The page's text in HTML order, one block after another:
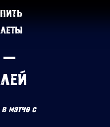
—
матче с